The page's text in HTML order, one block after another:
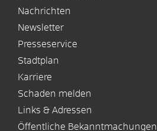
Nachrichten
Newsletter
Presseservice
Stadtplan
Karriere
Schaden melden
Links & Adressen
Öffentliche Bekanntmachungen